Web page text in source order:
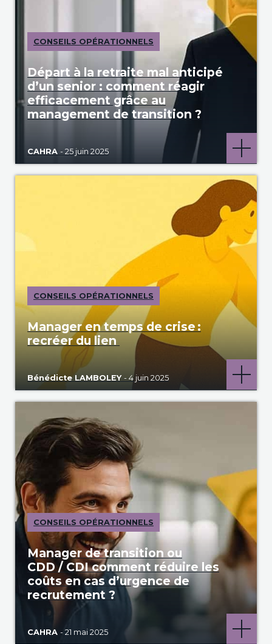
CONSEILS OPÉRATIONNELS
Départ à la retraite mal anticipé
d’un senior : comment réagir
efficacement grâce au
management de transition ?
CAHRA - 25 juin 2025
CONSEILS OPÉRATIONNELS
Manager en temps de crise :
recréer du lien
Bénédicte LAMBOLEY - 4 juin 2025
CONSEILS OPÉRATIONNELS
Manager de transition ou
CDD / CDI comment réduire les
coûts en cas d’urgence de
recrutement ?
CAHRA - 21 mai 2025